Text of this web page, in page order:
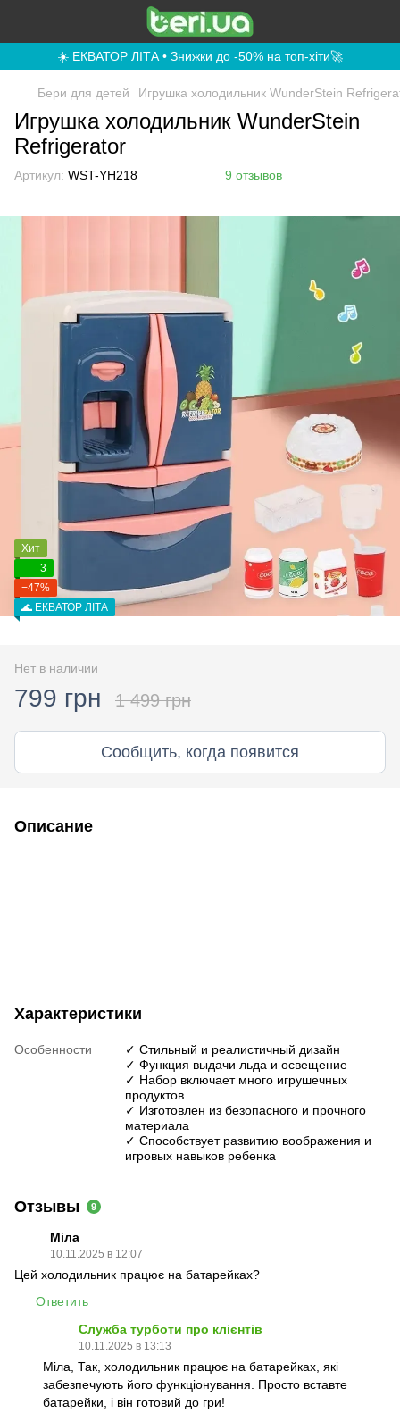
☀️ ЕКВАТОР ЛІТА • Знижки до -50% на топ-хіти🚀
Бери для детей Игрушка холодильник WunderStein
Игрушка холодильник WunderStein
Refrigerator
Артикул: WST-YH218 9 отзывов
Хит
3
−47%
🌊 ЕКВАТОР ЛІТА
Нет в наличии
799 грн 1 499 грн
Сообщить, когда появится
Описание
Характеристики
Особенности
✓ Стильный и реалистичный дизайн
✓ Функция выдачи льда и освещение
✓ Набор включает много игрушечных
продуктов
✓ Изготовлен из безопасного и прочного
материала
✓ Способствует развитию воображения и
игровых навыков ребенка
Отзывы 9
Міла
10.11.2025 в 12:07
Цей холодильник працює на батарейках?
Ответить
Служба турботи про клієнтів
10.11.2025 в 13:13
Міла, Так, холодильник працює на батарейках, які
забезпечують його функціонування. Просто вставте
батарейки, і він готовий до гри!